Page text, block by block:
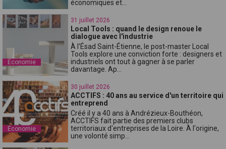
économiques et...
Économie
31 juillet 2026
Local Tools : quand le design renoue le
dialogue avec l'industrie
À l'Ésad Saint-Étienne, le post-master Local
Tools explore une conviction forte : designers et
industriels ont tout à gagner à se parler
davantage. Ap...
Économie
30 juillet 2026
ACCTIFS : 40 ans au service d'un territoire qui
entreprend
Créé il y a 40 ans à Andrézieux-Bouthéon,
ACCTIFS fait partie des premiers clubs
territoriaux d'entreprises de la Loire. À l'origine,
une volonté simp...